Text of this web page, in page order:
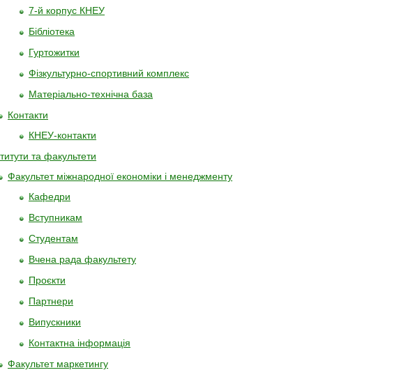
7-й корпус КНЕУ
Бібліотека
Гуртожитки
Фізкультурно-спортивний комплекс
Матеріально-технічна база
Контакти
КНЕУ-контакти
та факультети
Факультет мiжнародної економiки i менеджменту
Кафедри
Вступникам
Студентам
Вчена рада факультету
Проєкти
Партнери
Випускники
Контактна інформація
Факультет маркетингу